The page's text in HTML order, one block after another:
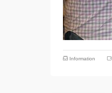
Information